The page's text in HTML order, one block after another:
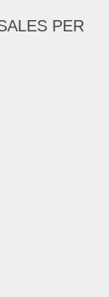
PER